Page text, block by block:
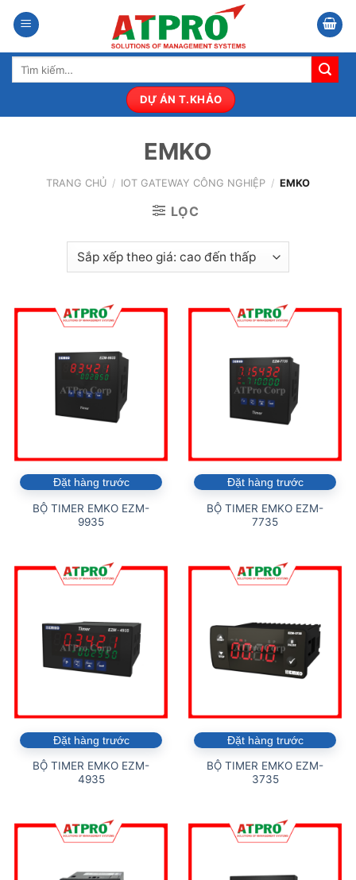
qua
nội
dung
Tìm
DỰ ÁN T.KHẢO
EMKO
TRANG CHỦ / IOT GATEWAY CÔNG NGHIỆP / EMKO
LỌC
Đặt hàng trước
BỘ TIMER EMKO EZM-
9935
Đặt hàng trước
BỘ TIMER EMKO EZM-
7735
Đặt hàng trước
BỘ TIMER EMKO EZM-
4935
Đặt hàng trước
BỘ TIMER EMKO EZM-
3735